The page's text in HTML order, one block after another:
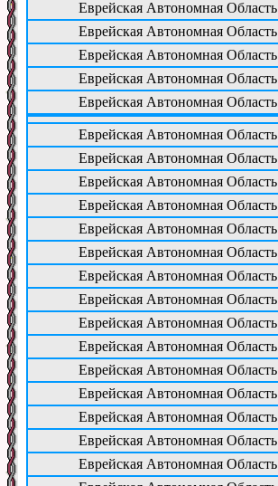
Еврейская Автономная Область
Еврейская Автономная Область
Еврейская Автономная Область
Еврейская Автономная Область
Еврейская Автономная Область
Еврейская Автономная Область
Еврейская Автономная Область
Еврейская Автономная Область
Еврейская Автономная Область
Еврейская Автономная Область
Еврейская Автономная Область
Еврейская Автономная Область
Еврейская Автономная Область
Еврейская Автономная Область
Еврейская Автономная Область
Еврейская Автономная Область
Еврейская Автономная Область
Еврейская Автономная Область
Еврейская Автономная Область
Еврейская Автономная Область